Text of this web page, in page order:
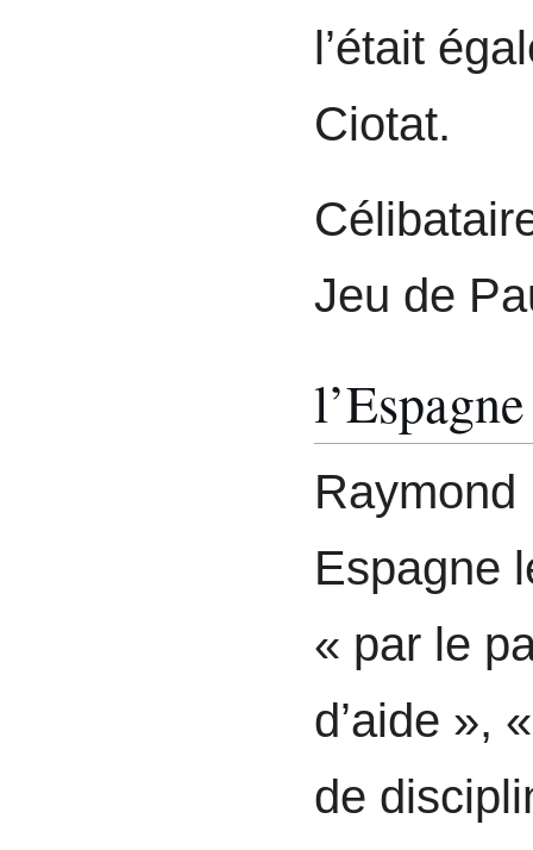
l’était
Ciotat.
Jeu de
l’Espagne
Raymond
Espagne
« par le
d’aide »,
de